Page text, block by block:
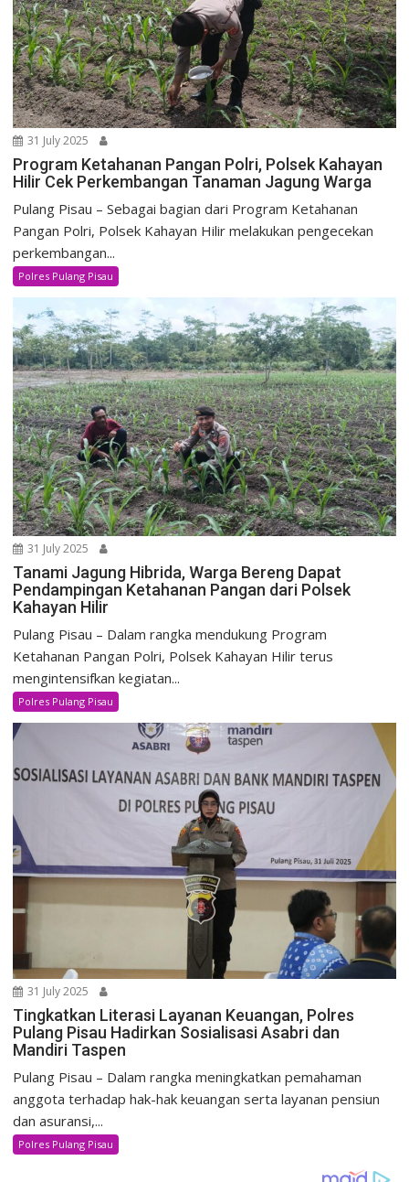
31 July 2025
Program Ketahanan Pangan Polri, Polsek Kahayan
Hilir Cek Perkembangan Tanaman Jagung Warga
Pulang Pisau – Sebagai bagian dari Program Ketahanan
Pangan Polri, Polsek Kahayan Hilir melakukan pengecekan
perkembangan...
Polres Pulang Pisau
31 July 2025
Tanami Jagung Hibrida, Warga Bereng Dapat
Pendampingan Ketahanan Pangan dari Polsek
Kahayan Hilir
Pulang Pisau – Dalam rangka mendukung Program
Ketahanan Pangan Polri, Polsek Kahayan Hilir terus
mengintensifkan kegiatan...
Polres Pulang Pisau
31 July 2025
Tingkatkan Literasi Layanan Keuangan, Polres
Pulang Pisau Hadirkan Sosialisasi Asabri dan
Mandiri Taspen
Pulang Pisau – Dalam rangka meningkatkan pemahaman
anggota terhadap hak-hak keuangan serta layanan pensiun
dan asuransi,...
Polres Pulang Pisau